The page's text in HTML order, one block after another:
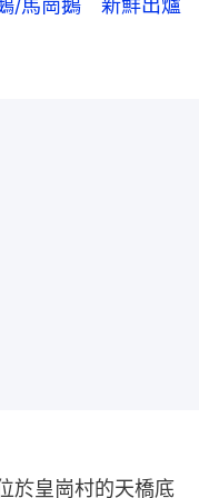
/馬崗鵝 新鮮出爐
於皇崗村的天橋底